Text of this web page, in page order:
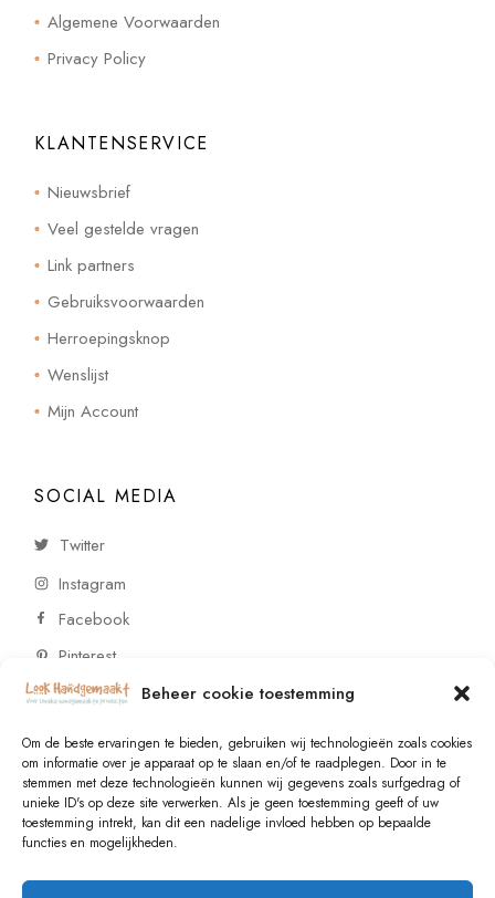
Beheer cookie toestemming
Om de beste ervaringen te bieden, gebruiken wij technologieën zoals cookies
om informatie over je apparaat op te slaan en/of te raadplegen. Door in te
stemmen met deze technologieën kunnen wij gegevens zoals surfgedrag of
unieke ID's op deze site verwerken. Als je geen toestemming geeft of uw
toestemming intrekt, kan dit een nadelige invloed hebben op bepaalde
functies en mogelijkheden.
Algemene Voorwaarden
Privacy Policy
KLANTENSERVICE
Nieuwsbrief
Veel gestelde vragen
Link partners
Gebruiksvoorwaarden
Herroepingsknop
Wenslijst
Mijn Account
SOCIAL MEDIA
Twitter
Instagram
Facebook
Pinterest
CONTACT
Vragen of wensen? Neem contact op!
+31 (0)6 229 021 29